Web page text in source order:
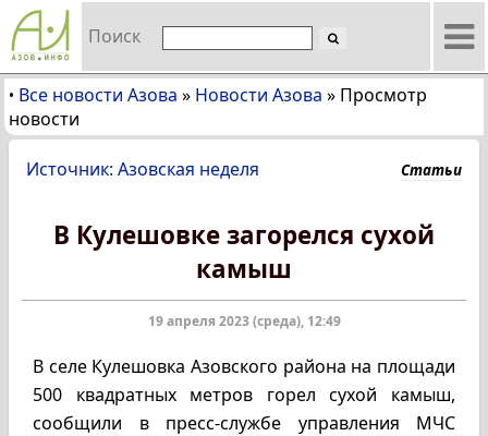
Поиск
• Все новости Азова » Новости Азова » Просмотр
новости
Источник: Азовская неделя Статьи
В Кулешовке загорелся сухой
камыш
19 апреля 2023 (среда), 12:49
В селе Кулешовка Азовского района на площади
500 квадратных метров горел сухой камыш,
сообщили в пресс-службе управления МЧС